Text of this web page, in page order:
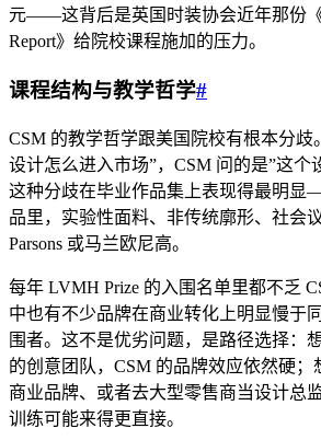
元——这背后是英国时装协会近年那份《
Report》给院校课程施加的压力。
课程结构与教学哲学#
CSM 的教学哲学跟美国院校有根本分歧
设计怎么进入市场”，CSM 问的是”这个
这种分歧在毕业作品集上表现得最明
品里，实验性面料、非传统廓形、社会
Parsons 或马兰欧尼高。
每年 LVMH Prize 的入围名单里都不乏
中也有不少品牌在商业转化上明显慢于
围者。这不是优劣问题，是路径选择：
的创意团队，CSM 的品牌效应依然硬；
商业品牌、或者去大型零售商当设计总
训练可能来得更直接。